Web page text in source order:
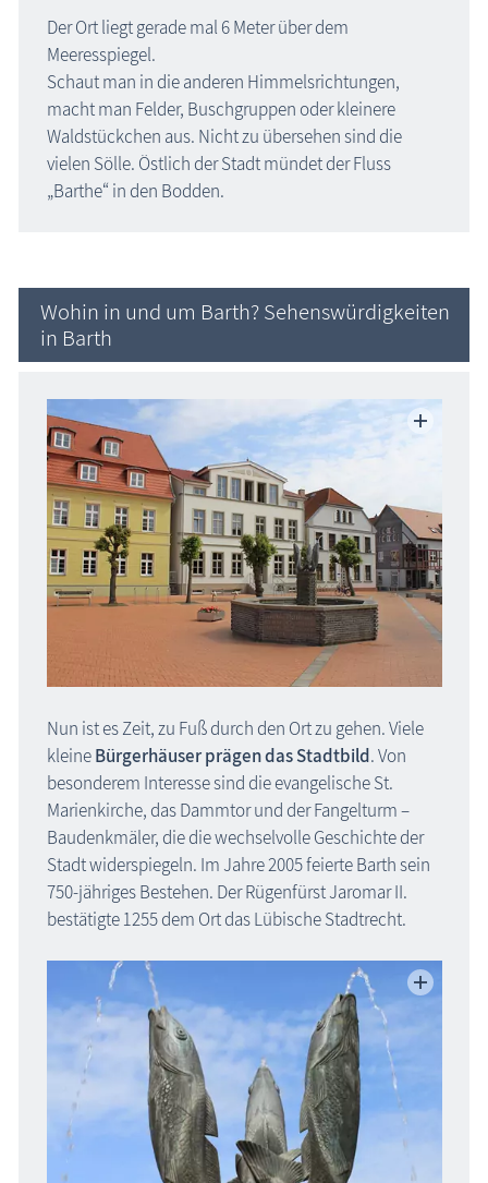
Der Ort liegt gerade mal 6 Meter über dem
Meeresspiegel.
Schaut man in die anderen Himmelsrichtungen,
macht man Felder, Buschgruppen oder kleinere
Waldstückchen aus. Nicht zu übersehen sind die
vielen Sölle. Östlich der Stadt mündet der Fluss
„Barthe“ in den Bodden.
Wohin in und um Barth? Sehenswürdigkeiten
in Barth
Nun ist es Zeit, zu Fuß durch den Ort zu gehen. Viele
kleineBürgerhäuser prägen das Stadtbild. Von
besonderem Interesse sind die evangelische St.
Marienkirche, das Dammtor und der Fangelturm –
Baudenkmäler, die die wechselvolle Geschichte der
Stadt widerspiegeln. Im Jahre 2005 feierte Barth sein
750-jähriges Bestehen. Der Rügenfürst Jaromar II.
bestätigte 1255 dem Ort das Lübische Stadtrecht.